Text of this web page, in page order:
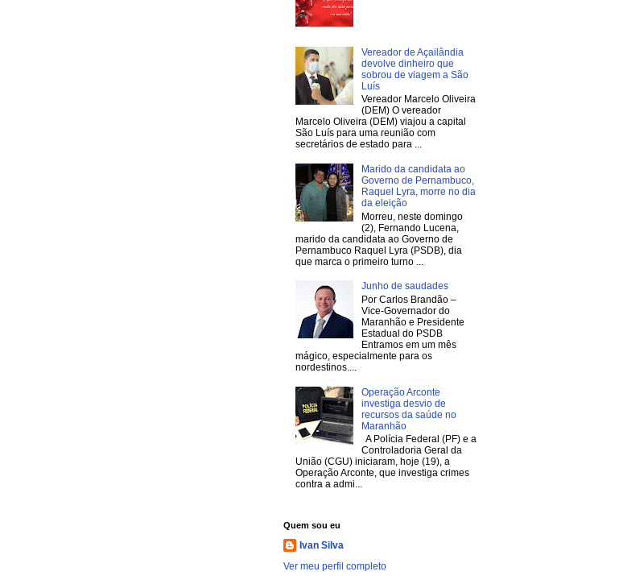
Vereador de Açailândia
devolve dinheiro que
sobrou de viagem a São
Luís
Vereador Marcelo Oliveira
(DEM) O vereador
Marcelo Oliveira (DEM) viajou a capital
São Luís para uma reunião com
secretários de estado para ...
Marido da candidata ao
Governo de Pernambuco,
Raquel Lyra, morre no dia
da eleição
Morreu, neste domingo
(2), Fernando Lucena,
marido da candidata ao Governo de
Pernambuco Raquel Lyra (PSDB), dia
que marca o primeiro turno ...
Junho de saudades
Por Carlos Brandão –
Vice-Governador do
Maranhão e Presidente
Estadual do PSDB
Entramos em um mês
mágico, especialmente para os
nordestinos....
Operação Arconte
investiga desvio de
recursos da saúde no
Maranhão
A Polícia Federal (PF) e a
Controladoria Geral da
União (CGU) iniciaram, hoje (19), a
Operação Arconte, que investiga crimes
contra a admi...
Quem sou eu
Ivan Silva
Ver meu perfil completo